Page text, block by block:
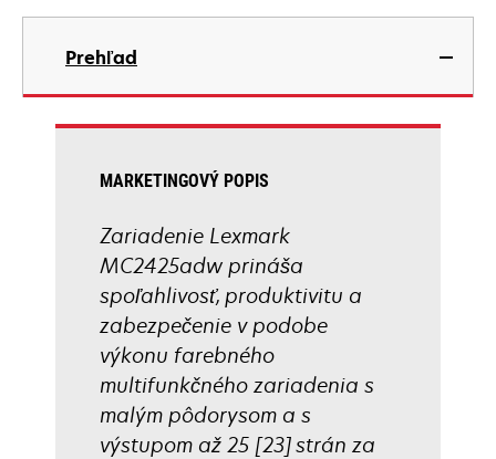
opens
new
Prehľad
MARKETINGOVÝ POPIS
Zariadenie Lexmark
MC2425adw prináša
spoľahlivosť, produktivitu a
zabezpečenie v podobe
výkonu farebného
multifunkčného zariadenia s
malým pôdorysom a s
výstupom až 25 [23] strán za